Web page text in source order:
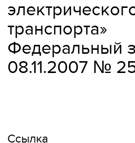
транспорта»
Федеральный
08.11.2007 №
Ссылка